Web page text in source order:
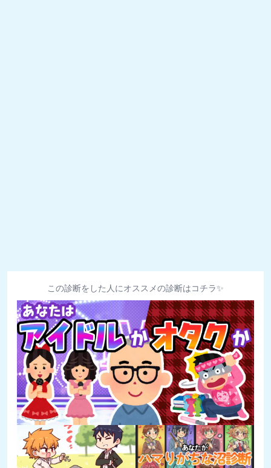
この診断をした人にオススメの診断はコチラ✨